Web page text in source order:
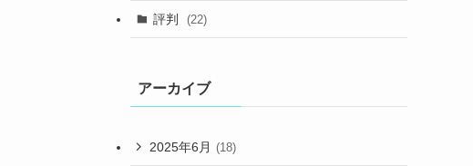
評判 (22)
アーカイブ
2025年6月 (18)